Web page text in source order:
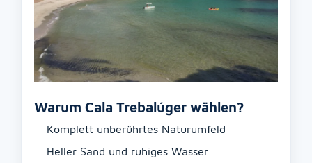
Warum Cala Trebalúger wählen?
Komplett unberührtes Naturumfeld
Heller Sand und ruhiges Wasser